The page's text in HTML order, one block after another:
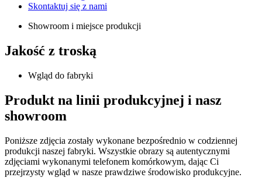
Skontaktuj się z nami
Showroom i miejsce produkcji
Jakość z troską
Wgląd do fabryki
Produkt na linii produkcyjnej i nasz
showroom
Poniższe zdjęcia zostały wykonane bezpośrednio w codziennej
produkcji naszej fabryki. Wszystkie obrazy są autentycznymi
zdjęciami wykonanymi telefonem komórkowym, dając Ci
przejrzysty wgląd w nasze prawdziwe środowisko produkcyjne.